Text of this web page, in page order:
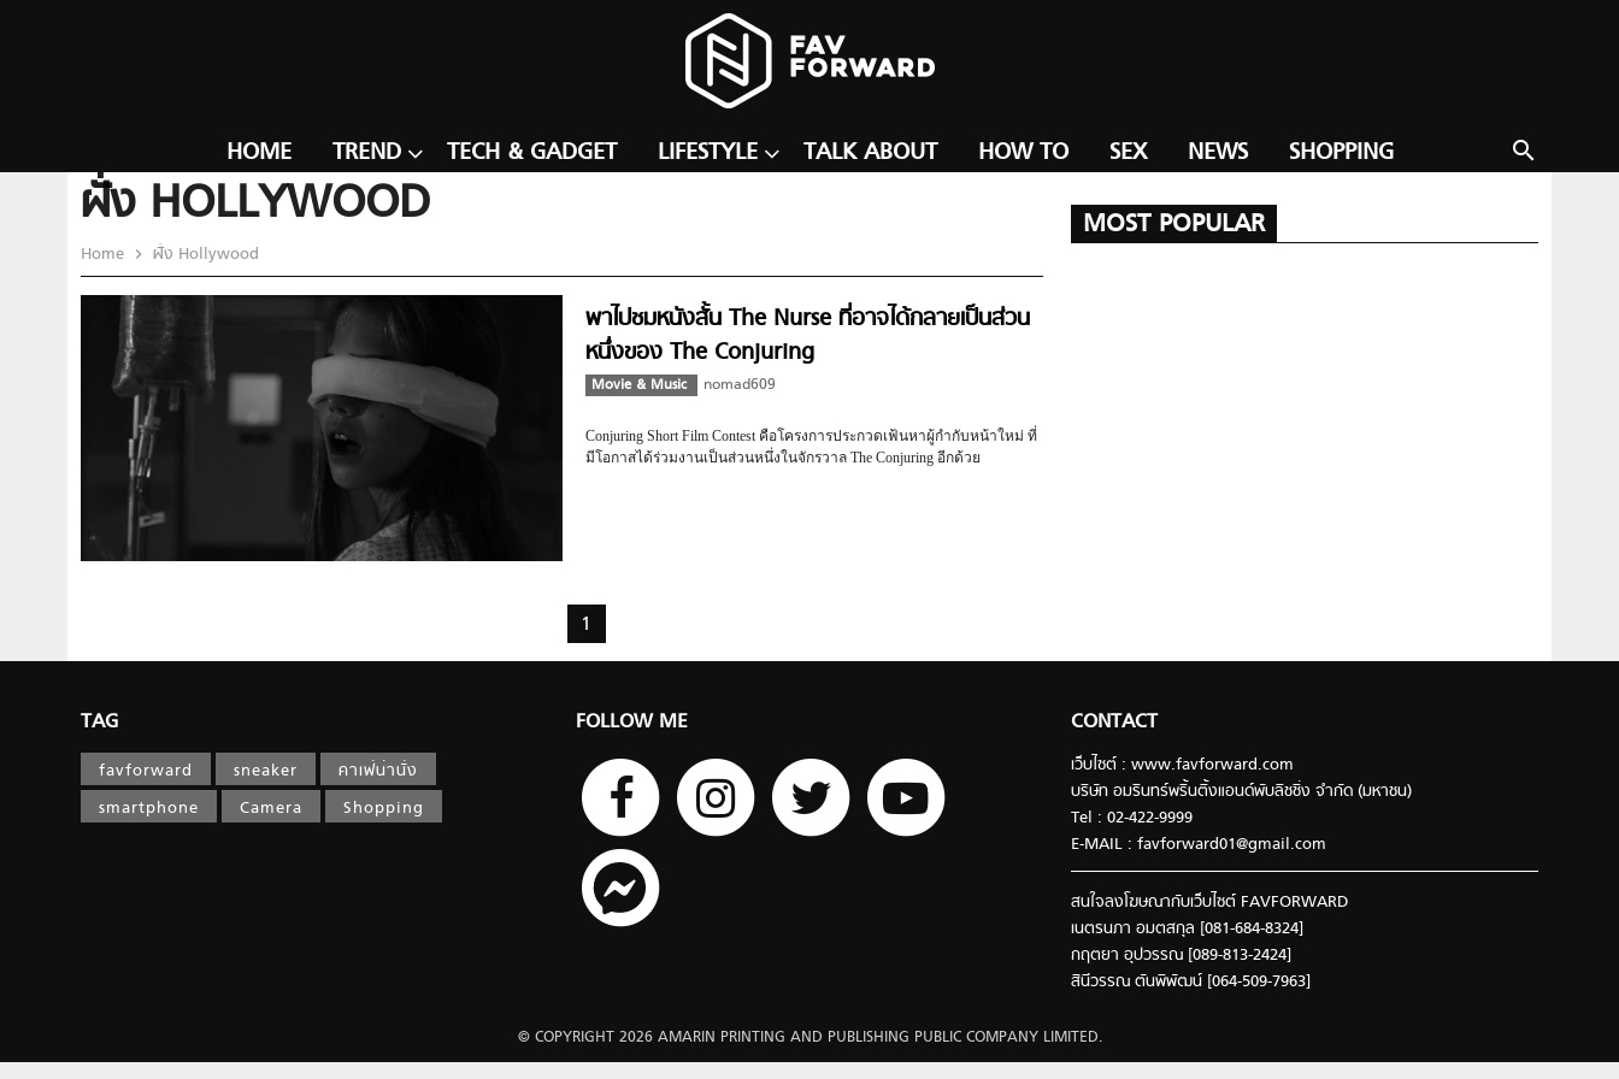
search
HOME TREND TECH & GADGET LIFESTYLE TALK ABOUT HOW TO SEX NEWS SHOPPING
ฝั่ง HOLLYWOOD
Home ฝั่ง Hollywood
พาไปชมหนังสั้น The Nurse ที่อาจได้กลายเป็นส่วน
หนึ่งของ The Conjuring
Movie & Music nomad609
Conjuring Short Film Contest คือโครงการประกวดเฟ้นหาผู้กำกับหน้าใหม่ ที่
มีโอกาสได้ร่วมงานเป็นส่วนหนึ่งในจักรวาล The Conjuring อีกด้วย
1
MOST POPULAR
TAG
favforward sneaker
คาเฟ่น่านั่ง
smartphone
Camera Shopping
FOLLOW ME CONTACT
เว็บไซต์ : www.favforward.com
บริษัท อมรินทร์พริ้นติ้งแอนด์พับลิชชิ่ง จำกัด (มหาชน)
Tel : 02-422-9999
E-MAIL : favforward01@gmail.com
สนใจลงโฆษณากับเว็บไซต์ FAVFORWARD
เนตรนภา อมตสกุล [081-684-8324]
กฤตยา อุปวรรณ [089-813-2424]
สินีวรรณ ตันพิพัฒน์ [064-509-7963]
© COPYRIGHT 2026 AMARIN PRINTING AND PUBLISHING PUBLIC COMPANY LIMITED.